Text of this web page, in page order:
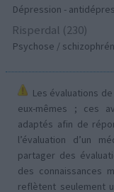
Dépression -
Risperdal (230)
Psychose /
Les évaluations
eux-mêmes ; ces
adaptés afin de
l’évaluation d’un
partager des
des connaissances
reflètent seulement